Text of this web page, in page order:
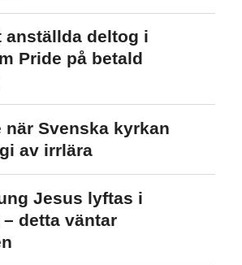
anställda deltog i
Pride på betald
när Svenska kyrkan
av irrlära
Jesus lyftas i
detta väntar